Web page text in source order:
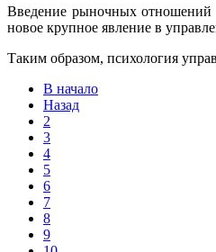
Введение рыночных отношений
новое крупное явление в
Таким образом, психология
В начало
Назад
2
3
4
5
6
7
8
9